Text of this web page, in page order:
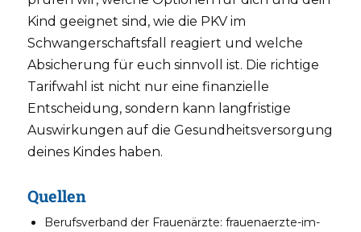
Kind geeignet sind, wie die PKV im
Schwangerschaftsfall reagiert und welche
Absicherung für euch sinnvoll ist. Die richtige
Tarifwahl ist nicht nur eine finanzielle
Entscheidung, sondern kann langfristige
Auswirkungen auf die Gesundheitsversorgung
deines Kindes haben.
Quellen
Berufsverband der Frauenärzte: frauenaerzte-im-